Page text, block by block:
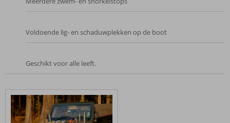
Voldoende lig- en schaduwplekken op de boot
Geschikt voor alle leeft.